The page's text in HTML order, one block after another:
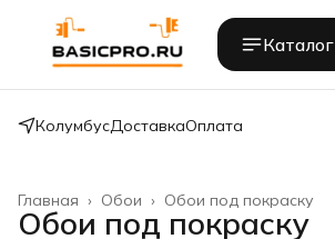
Каталог
КолумбусДоставкаОплата
Обои под покраску
Обои ›
Главная ›
Обои под покраску